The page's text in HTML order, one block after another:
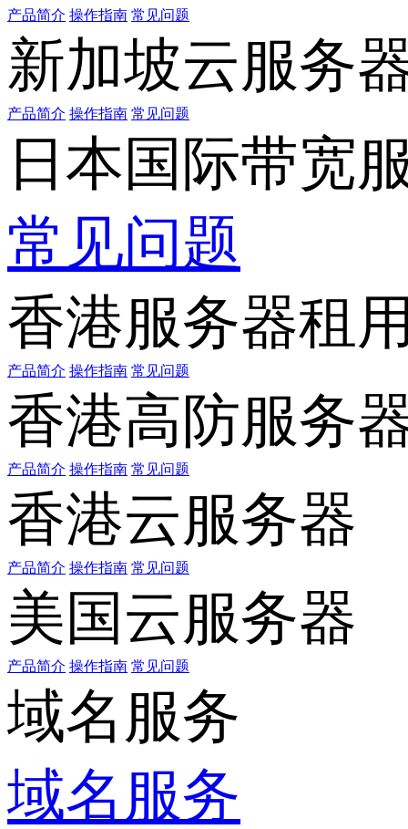
产品简介 操作指南 常见问题
新加坡云服务
产品简介 操作指南 常见问题
日本国际带宽
常见问题
香港服务器租
产品简介 操作指南 常见问题
香港高防服务
产品简介 操作指南 常见问题
香港云服务器
产品简介 操作指南 常见问题
美国云服务器
产品简介 操作指南 常见问题
域名服务
域名服务